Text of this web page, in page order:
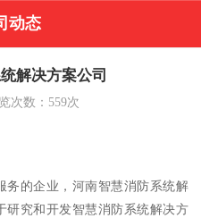
动态
解决方案公司
次数： 559次
务的企业，河南智慧消防系统解
研究和开发智慧消防系统解决方